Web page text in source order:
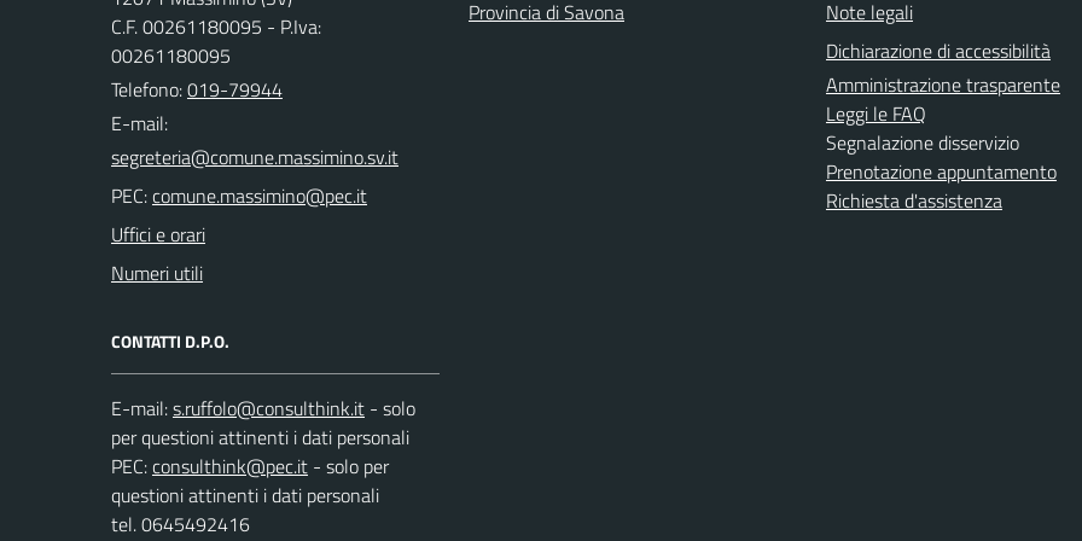
C.F. 00261180095 - P.Iva:
00261180095
Telefono:019-79944
E-mail:
PEC:
Uffici e orari
Numeri utili
CONTATTI D.P.O.
E-mail:
- solo
per questioni attinenti i dati personali
PEC:
- solo per
questioni attinenti i dati personali
tel. 0645492416
Provincia di Savona
Note legali
Dichiarazione di accessibilità
Amministrazione trasparente
Leggi le FAQ
Segnalazione disservizio
Prenotazione appuntamento
Richiesta d'assistenza